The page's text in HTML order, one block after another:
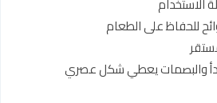
للحفاظ على الطعام
والبصمات يعطي شكل عصري